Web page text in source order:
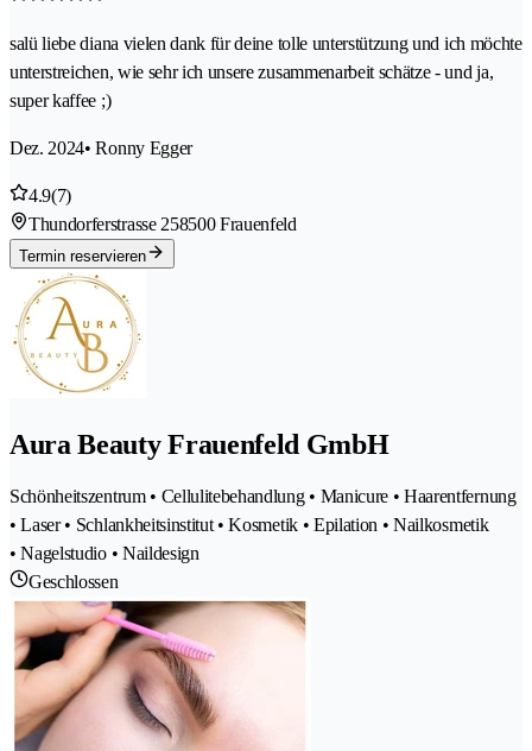
salü liebe diana vielen dank für deine tolle unterstützung und ich möchte
unterstreichen, wie sehr ich unsere zusammenarbeit schätze - und ja,
super kaffee ;)
Dez. 2024• Ronny Egger
4.9(7)
Thundorferstrasse 258500 Frauenfeld
Termin reservieren
Aura Beauty Frauenfeld GmbH
Schönheitszentrum • Cellulitebehandlung • Manicure • Haarentfernung
• Laser • Schlankheitsinstitut • Kosmetik • Epilation • Nailkosmetik
• Nagelstudio • Naildesign
Geschlossen